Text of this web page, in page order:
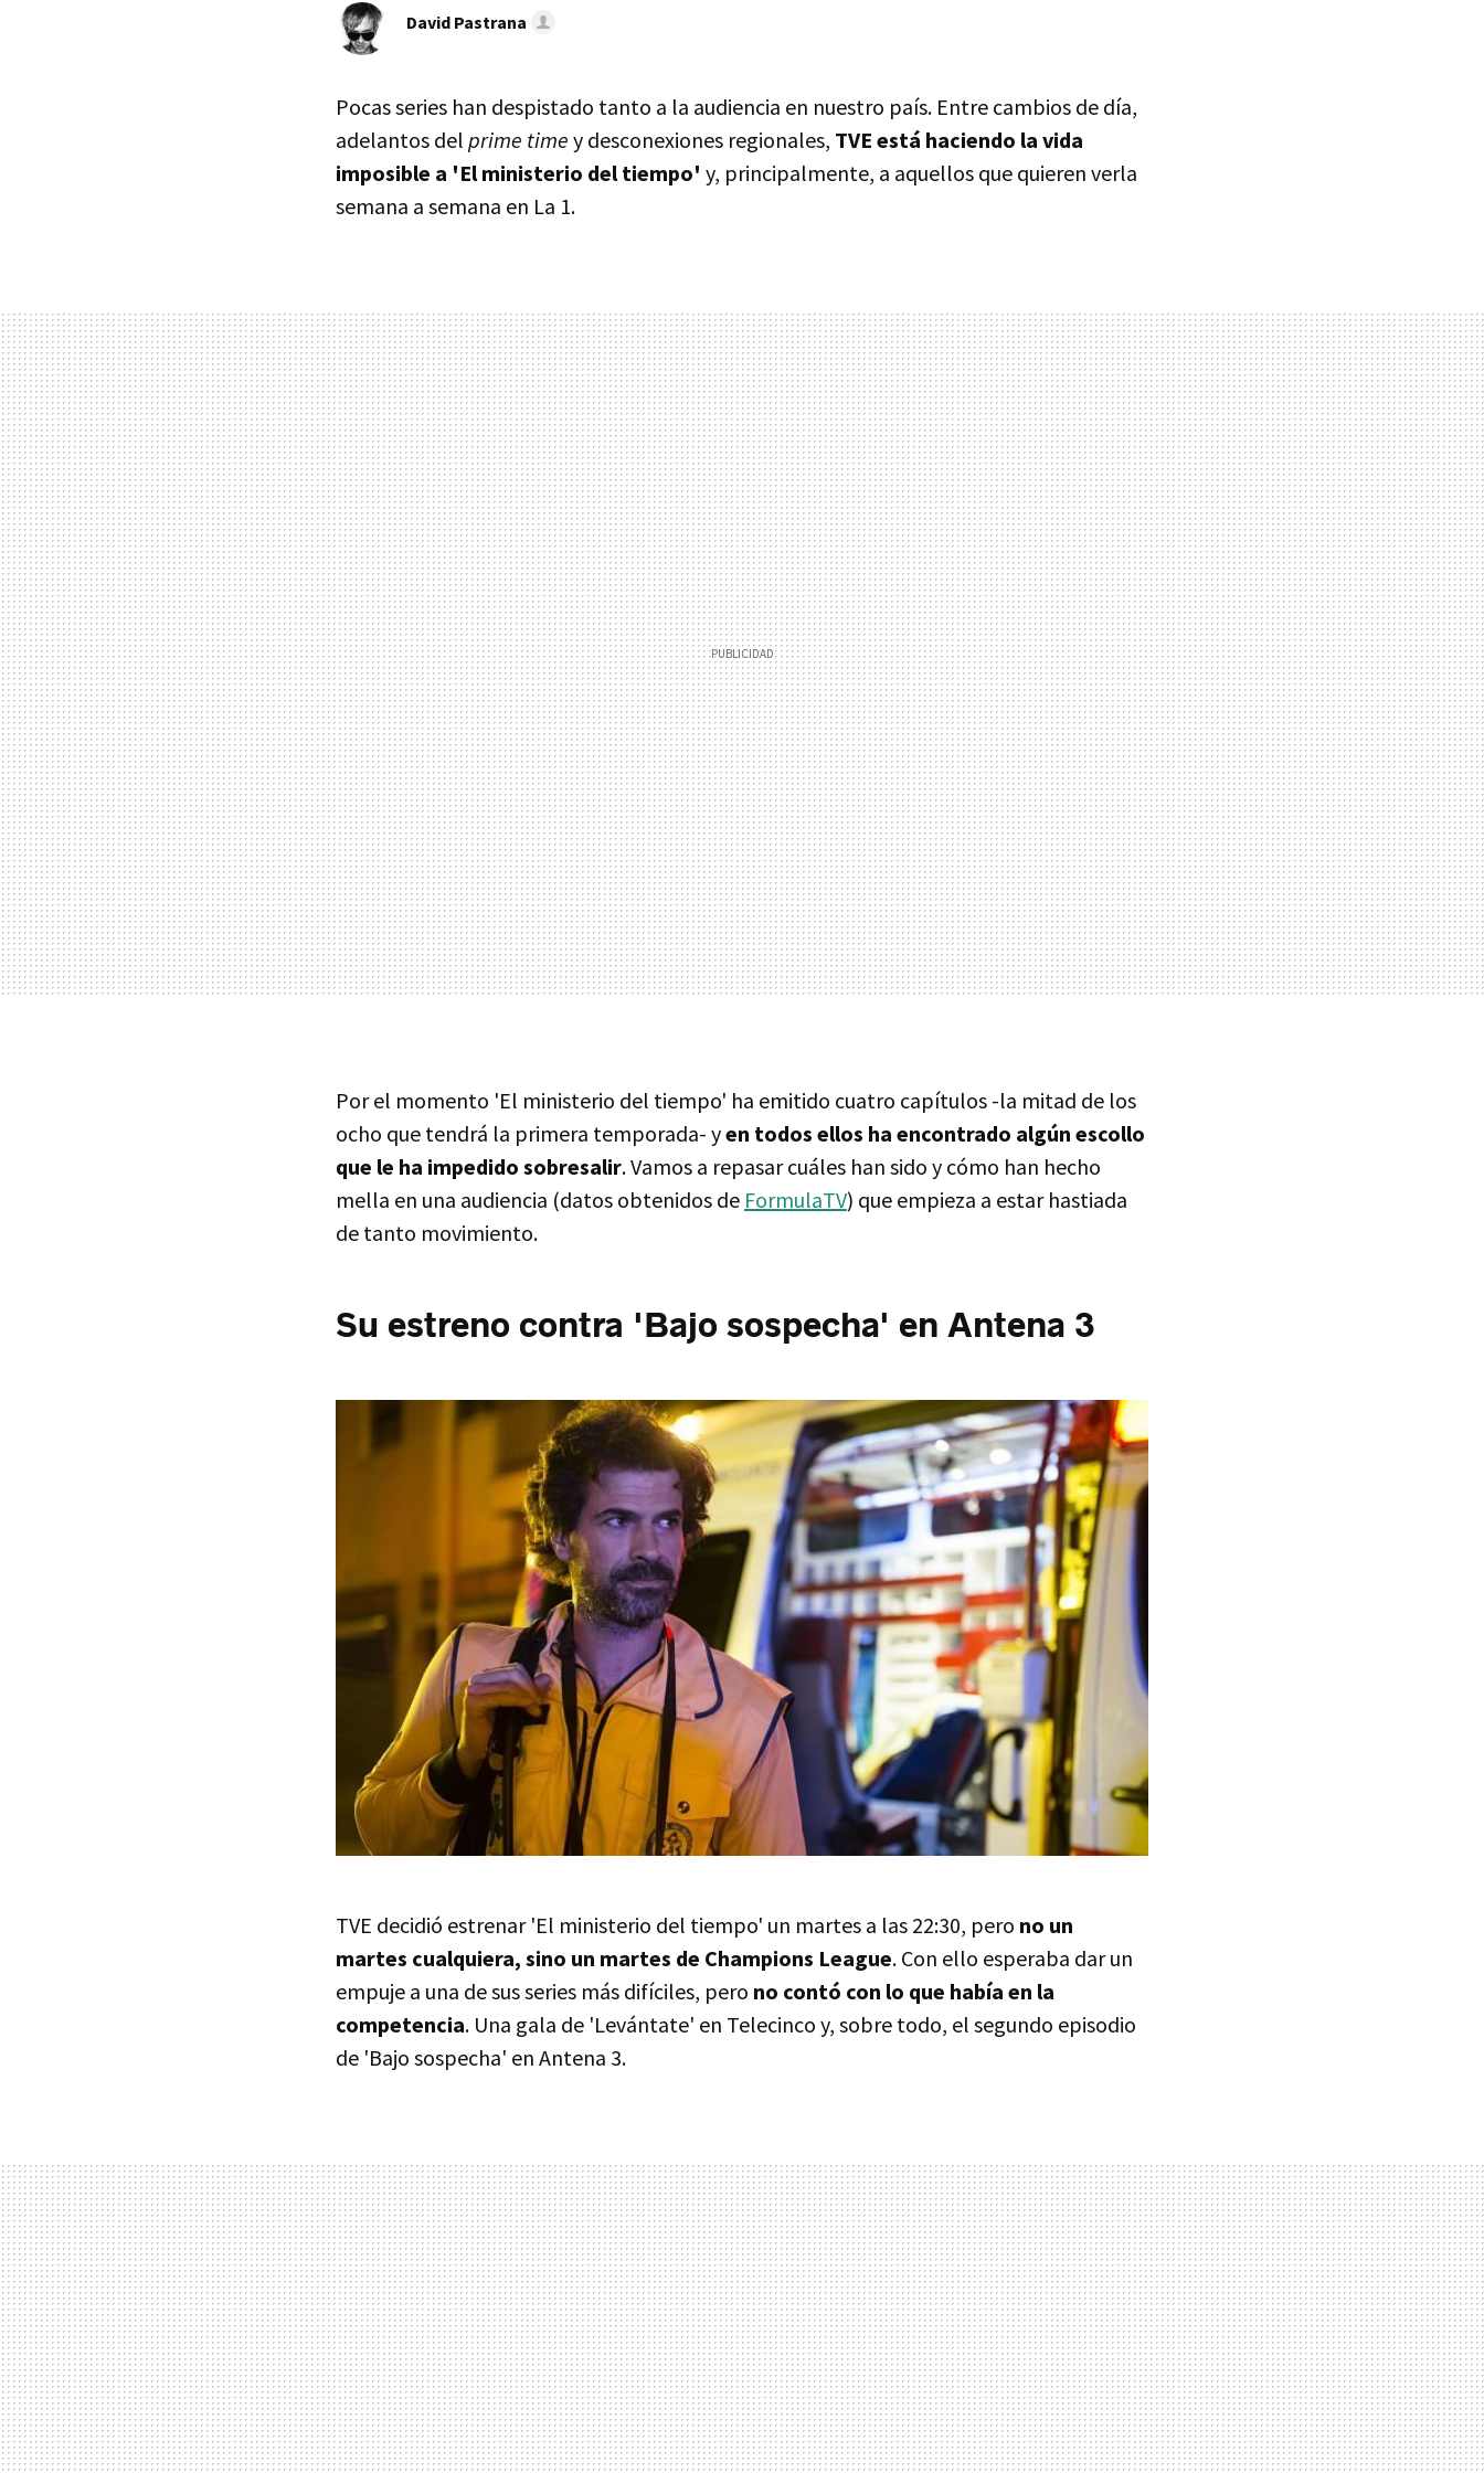
David Pastrana
Pocas series han despistado tanto a la audiencia en nuestro país. Entre cambios de día,
adelantos del prime time y desconexiones regionales, TVE está haciendo la vida
imposible a 'El ministerio del tiempo' y, principalmente, a aquellos que quieren verla
semana a semana en La 1.
Por el momento 'El ministerio del tiempo' ha emitido cuatro capítulos -la mitad de los
ocho que tendrá la primera temporada- yen todos ellos ha encontrado algún escollo
que le ha impedido sobresalir. Vamos a repasar cuáles han sido y cómo han hecho
mella en una audiencia (datos obtenidos de FormulaTV) que empieza a estar hastiada
de tanto movimiento.
Su estreno contra 'Bajo sospecha' en Antena 3
TVE decidió estrenar 'El ministerio del tiempo' un martes a las 22:30, pero no un
martes cualquiera, sino un martes de Champions League. Con ello esperaba dar un
empuje a una de sus series más difíciles, pero no contó con lo que había en la
competencia. Una gala de 'Levántate' en Telecinco y, sobre todo, el segundo episodio
de 'Bajo sospecha' en Antena 3.